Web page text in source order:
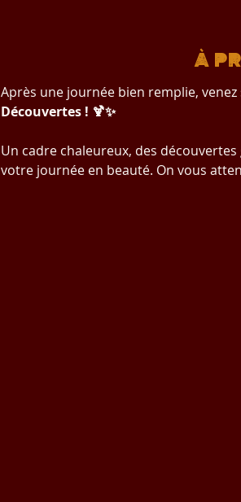
À
Après une journée bien remplie,
Découvertes ! 🍹✨
Un cadre chaleureux, des
votre journée en beauté. On vous